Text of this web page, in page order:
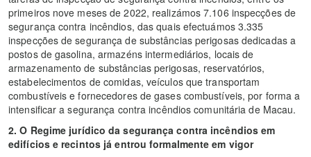
primeiros nove meses de 2022, realizámos 7.106 inspecções de
segurança contra incêndios, das quais efectuámos 3.335
inspecções de segurança de substâncias perigosas dedicadas a
postos de gasolina, armazéns intermediários, locais de
armazenamento de substâncias perigosas, reservatórios,
estabelecimentos de comidas, veículos que transportam
combustíveis e fornecedores de gases combustíveis, por forma a
intensificar a segurança contra incêndios comunitária de Macau.
2. O Regime jurídico da segurança contra incêndios em
edifícios e recintos já entrou formalmente em vigor